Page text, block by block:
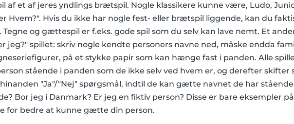
af et af jeres yndlings brætspil. Nogle klassikere kunne være, Ludo,
Hvem?". Hvis du ikke har nogle fest- eller brætspil liggende, kan du
Tegne og gættespil er f.eks. gode spil som du selv kan lave nemt. Et
jeg?" spillet: skriv nogle kendte personers navne ned, måske endda
på et stykke papir som kan hænge fast i panden. Alle
stående i panden som de ikke selv ved hvem er, og derefter skifter
"Ja"/"Nej" spørgsmål, indtil de kan gætte navnet de har
Bor jeg i Danmark? Er jeg en fiktiv person? Disse er bare eksempler
for bedre at kunne gætte din person.